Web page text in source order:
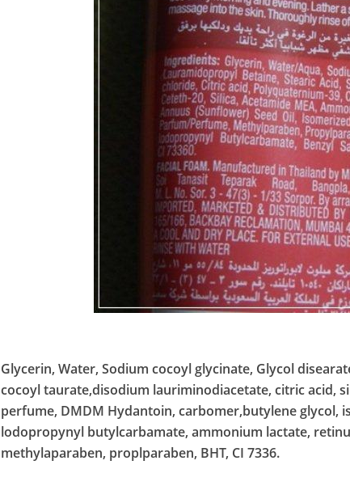
Glycerin, Water, Sodium cocoyl glycinate, Glycol
cocoyl taurate,disodium lauriminodiacetate, citric acid,
perfume, DMDM Hydantoin, carbomer,butylene glycol,
lodopropynyl butylcarbamate, ammonium lactate,
methylaparaben, proplparaben, BHT, CI 7336.